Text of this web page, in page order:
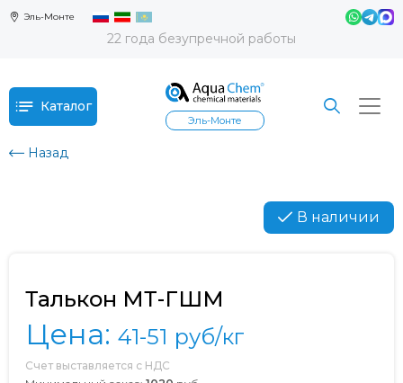
Эль-Монте
22 года безупречной работы
Каталог
Эль-Монте
Назад
В наличии
Талькон МТ-ГШМ
Цена: 41-51 руб/кг
Счет выставляется с НДС